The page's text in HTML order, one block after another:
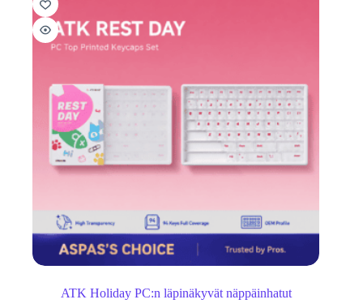
ATK Holiday PC:n läpinäkyvät näppäinhatut